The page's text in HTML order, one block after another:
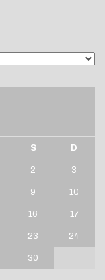
S D
2 3
9 10
16 17
23 24
30